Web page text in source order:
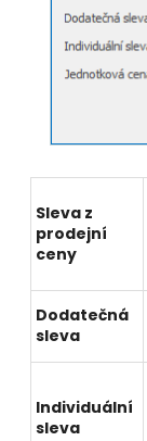
Sleva z
prodejní
ceny
Dodatečná
sleva
Individuální
sleva